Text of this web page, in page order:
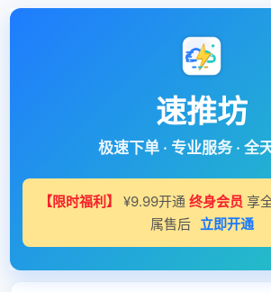
速推坊
极速下单 · 专业服务 · 全
【限时福利】 ¥9.99开通 终身会员 享
属售后 立即开通